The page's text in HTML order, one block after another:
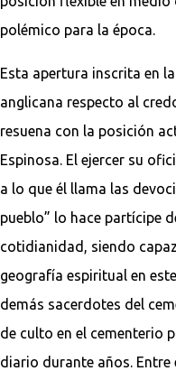
polémico para la época.
Esta apertura inscrita en
anglicana respecto al
resuena con la posición
Espinosa. El ejercer su
a lo que él llama las
pueblo” lo hace partícipe
cotidianidad, siendo
geografía espiritual en
demás sacerdotes del
de culto en el cementerio
diario durante años. Entre